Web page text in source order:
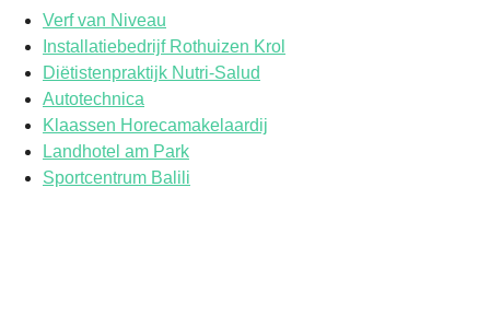
Verf van Niveau
Installatiebedrijf Rothuizen Krol
Diëtistenpraktijk Nutri-Salud
Autotechnica
Klaassen Horecamakelaardij
Landhotel am Park
Sportcentrum Balili